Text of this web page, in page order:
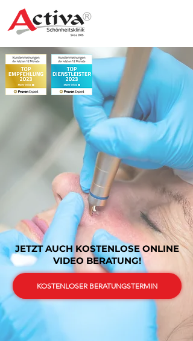
JETZT AUCH KOSTENLOSE ONLINE
VIDEO BERATUNG!
KOSTENLOSER BERATUNGSTERMIN